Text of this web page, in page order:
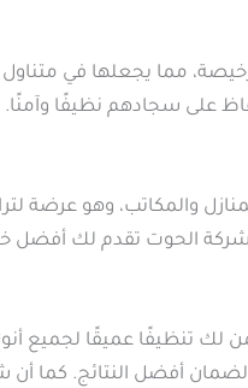
مما يجعلها في
على سجادهم نظيفًا وآمنًا.
والمكاتب، وهو عرضة
شركة الحوت تقدم لك
تنظيفًا عميقًا لجميع
أفضل النتائج. كما أن